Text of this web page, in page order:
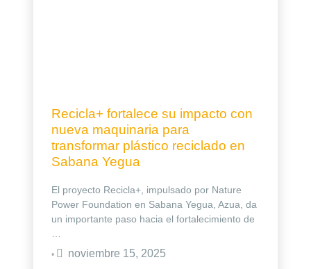
Recicla+ fortalece su impacto con
nueva maquinaria para
transformar plástico reciclado en
Sabana Yegua
El proyecto Recicla+, impulsado por Nature
Power Foundation en Sabana Yegua, Azua, da
un importante paso hacia el fortalecimiento de
• noviembre 15, 2025